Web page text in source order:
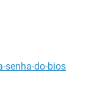
senha-do-bios